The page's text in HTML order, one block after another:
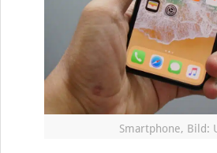
Smartphone, Bild: